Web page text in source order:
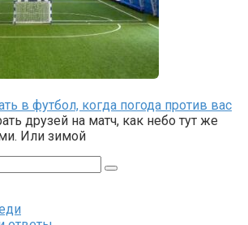
в футбол, когда погода против вас
друзей на матч, как небо тут же
Или зимой